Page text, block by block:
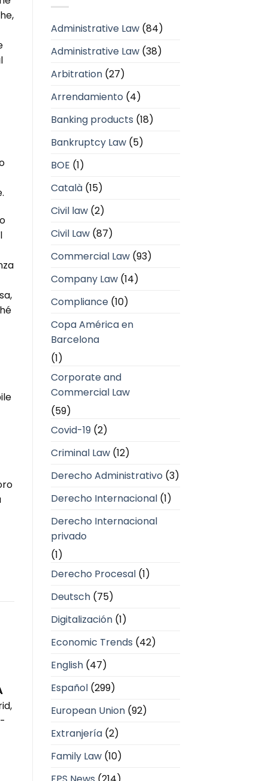
Administrative Law(84)
Administrative Law(38)
Arbitration(27)
Arrendamiento (4)
Banking products (18)
Bankruptcy Law(5)
BOE (1)
Català(15)
Civil law(2)
Civil Law(87)
Commercial Law(93)
Company Law(14)
Compliance(10)
Copa América en
Barcelona
(1)
Corporate and
Commercial Law
(59)
Covid-19(2)
Criminal Law(12)
Derecho Administrativo (3)
Derecho Internacional(1)
Derecho Internacional
privado
(1)
Derecho Procesal(1)
Deutsch(75)
Digitalización(1)
Economic Trends (42)
English(47)
Español(299)
European Union(92)
Extranjería(2)
Family Law(10)